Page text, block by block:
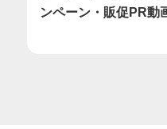
ンペーン・販促PR動